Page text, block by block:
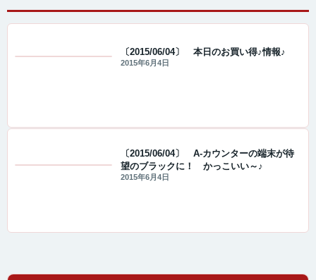
〔2015/06/04〕 本日のお買い得♪情報♪
2015年6月4日
〔2015/06/04〕 A-カウンターの端末が待
望のブラックに！ かっこいい～♪
2015年6月4日